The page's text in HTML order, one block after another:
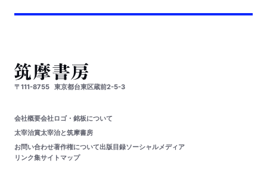
〒111-8755 東京都台東区蔵前2-5-3
会社概要会社ロゴ・銘板について
太宰治賞太宰治と筑摩書房
お問い合わせ著作権について出版目録ソーシャルメディア
リンク集サイトマップ